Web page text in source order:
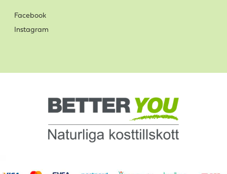
Facebook
Instagram